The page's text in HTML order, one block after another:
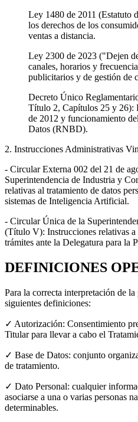
Ley 1480 de 2011 (Estatuto
los derechos de los
ventas a distancia.
Ley 2300 de 2023 ("Dejen
canales, horarios y
publicitarios y de gestión de
Decreto Único
Título 2, Capítulos 25 y 26):
de 2012 y funcionamiento
Datos (RNBD).
2. Instrucciones Administrativas
- Circular Externa 002 del 21 de
Superintendencia de Industria y
relativas al tratamiento de datos
sistemas de Inteligencia Artificial.
- Circular Única de la
(Título V): Instrucciones relativas
trámites ante la Delegatura para la
DEFINICIONES
Para la correcta interpretación de
siguientes definiciones:
✓ Autorización: Consentimiento
Titular para llevar a cabo el
✓ Base de Datos: conjunto
de tratamiento.
✓ Dato Personal: cualquier
asociarse a una o varias personas
determinables.